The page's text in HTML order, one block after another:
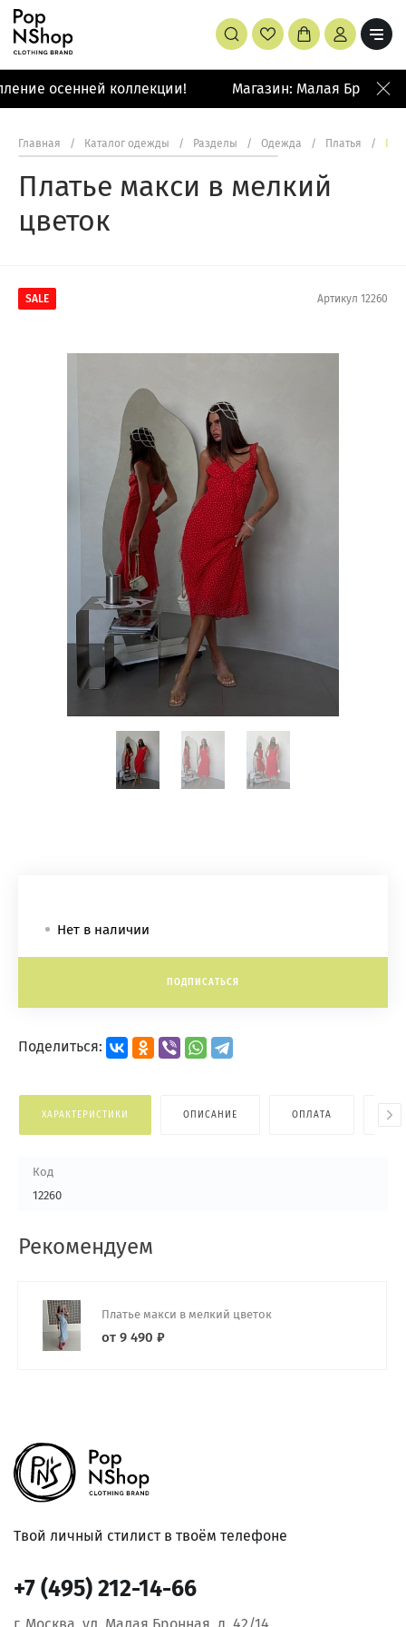
осенней коллекции! Магазин: Малая Бронная
Главная / Каталог одежды / Разделы / Одежда / Платья /
Платье макси в мелкий
цветок
SALE Артикул 12260
Нет в наличии
ПОДПИСАТЬСЯ
Поделиться:
ХАРАКТЕРИСТИКИ ОПИСАНИЕ ОПЛАТА
Код
12260
Рекомендуем
Платье макси в мелкий цветок
от 9 490 ₽
Твой личный стилист в твоём телефоне
+7 (495) 212-14-66